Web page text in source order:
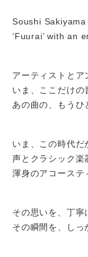
Soushi
‘Fuurai’ with an
アーティストとア
いま、ここだけの
あの曲の、もうひ
いま、この時代だ
声とクラシック楽
渾身のアコーステ
その思いを、丁寧
その瞬間を、しっ